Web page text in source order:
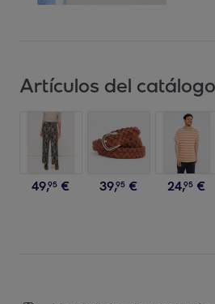
Artículos del
49,95 € 39,95 € 24,95 €